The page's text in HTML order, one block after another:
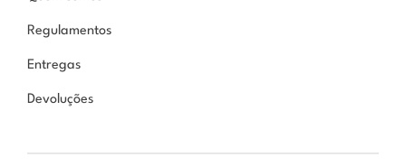
Regulamentos
Entregas
Devoluções